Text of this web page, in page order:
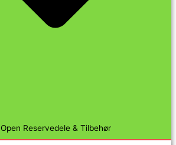
Open Reservedele & Tilbehør